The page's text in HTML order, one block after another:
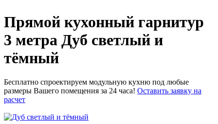
Прямой кухонный гарнитур
3 метра Дуб светлый и
тёмный
Бесплатно спроектируем модульную кухню под любые
размеры Вашего помещения за 24 часа! Оставить заявку на
расчет